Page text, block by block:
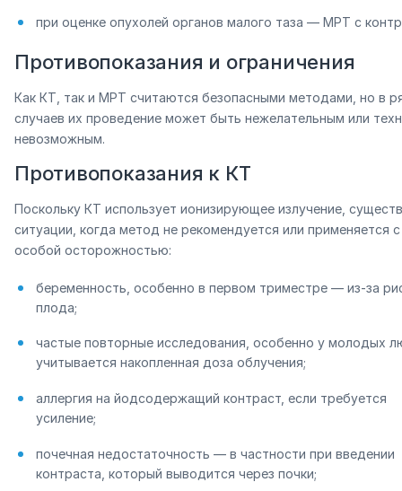
при оценке опухолей органов малого таза — МРТ с
Противопоказания и ограничения
Как КТ, так и МРТ считаются безопасными методами, но в
случаев их проведение может быть нежелательным или
невозможным.
Противопоказания к КТ
Поскольку КТ использует ионизирующее излучение,
ситуации, когда метод не рекомендуется или применяется с
особой осторожностью:
беременность, особенно в первом триместре — из-за
плода;
частые повторные исследования, особенно у молодых
учитывается накопленная доза облучения;
аллергия на йодсодержащий контраст, если требуется
усиление;
почечная недостаточность — в частности при введении
контраста, который выводится через почки;